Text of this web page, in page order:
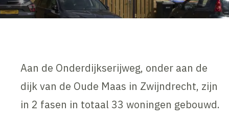
Aan de Onderdijkserijweg, onder aan de
dijk van de Oude Maas in Zwijndrecht, zijn
in 2 fasen in totaal 33 woningen gebouwd.